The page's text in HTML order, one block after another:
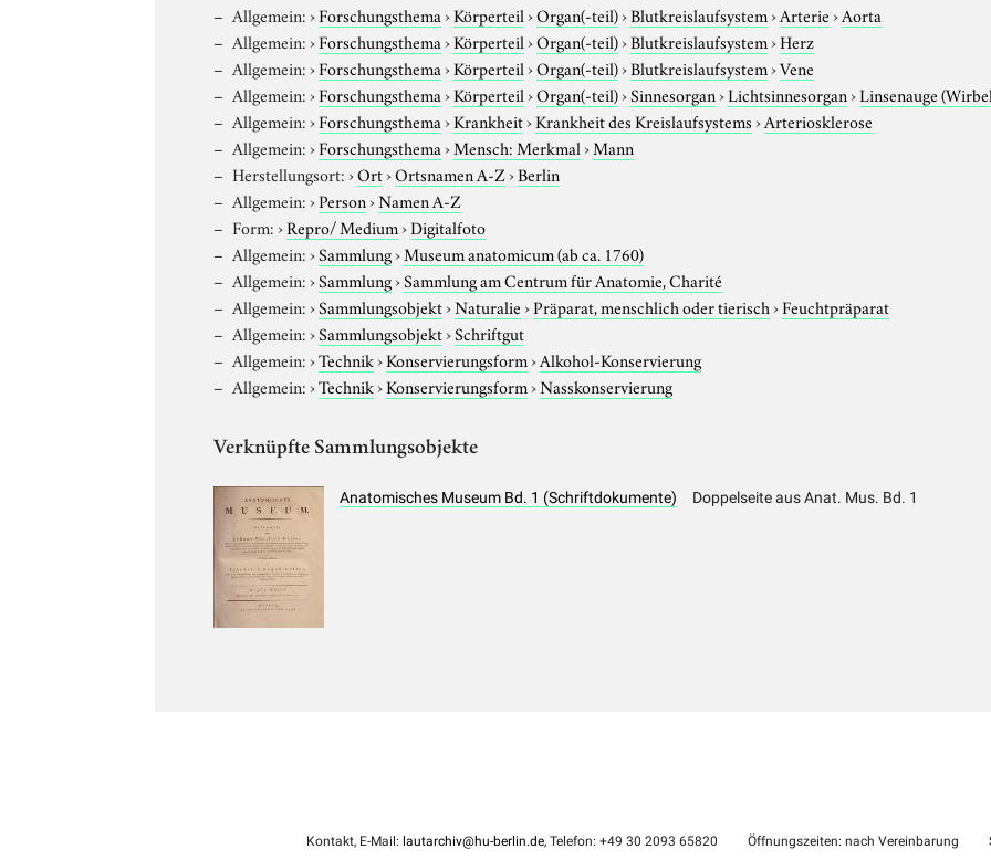
Allgemein:›Forschungsthema›Körperteil›Organ(-teil)›Blutkreislaufsystem›Arterie›Aorta
Allgemein:›Forschungsthema›Körperteil›Organ(-teil)›Blutkreislaufsystem›Herz
Allgemein:›Forschungsthema›Körperteil›Organ(-teil)›Blutkreislaufsystem›Vene
Allgemein:›Forschungsthema›Körperteil›Organ(-teil)›Sinnesorgan›Lichtsinnesorgan›Linsenauge
Allgemein:›Forschungsthema›Krankheit›Krankheit des Kreislaufsystems›Arteriosklerose
Allgemein:›Forschungsthema›Mensch: Merkmal›Mann
Herstellungsort:›Ort›Ortsnamen A-Z›Berlin
Allgemein:›Person›Namen A-Z
Form:›Repro/ Medium›Digitalfoto
Allgemein:›Sammlung›Museum anatomicum (ab ca. 1760)
Allgemein:›Sammlung›Sammlung am Centrum für Anatomie, Charité
Allgemein:›Sammlungsobjekt›Naturalie›Präparat, menschlich oder tierisch›Feuchtpräparat
Allgemein:›Sammlungsobjekt›Schriftgut
Allgemein:›Technik›Konservierungsform›Alkohol-Konservierung
Allgemein:›Technik›Konservierungsform›Nasskonservierung
Verknüpfte Sammlungsobjekte
Anatomisches Museum Bd. 1 (Schriftdokumente) Doppelseite aus Anat. Mus. Bd. 1
Kontakt, E-Mail: lautarchiv@hu-berlin.de, Telefon: +49 30 2093 65820 Öffnungszeiten: nach Vereinbarung